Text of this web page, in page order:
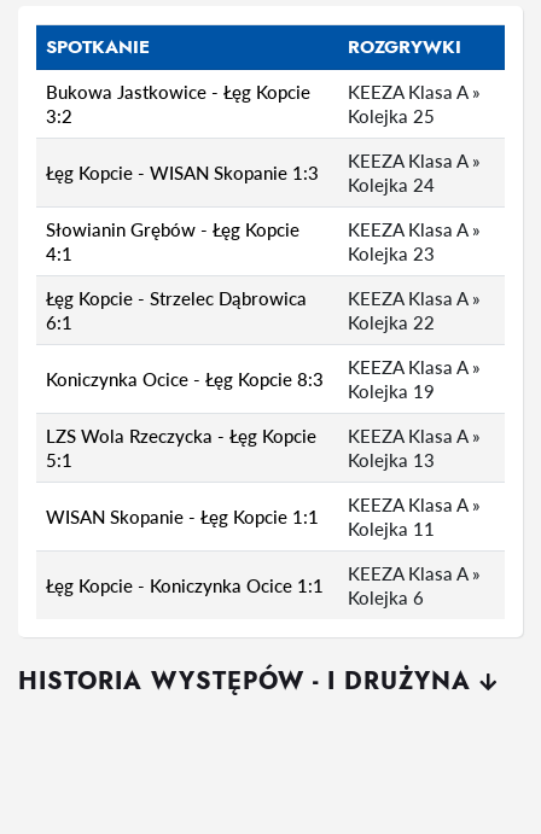
SPOTKANIE ROZGRYWKI
Bukowa Jastkowice - Łęg Kopcie
3:2
KEEZA Klasa A »
Kolejka 25
Łęg Kopcie - WISAN Skopanie 1:3
KEEZA Klasa A »
Kolejka 24
Słowianin Grębów - Łęg Kopcie
4:1
KEEZA Klasa A »
Kolejka 23
Łęg Kopcie - Strzelec Dąbrowica
6:1
KEEZA Klasa A »
Kolejka 22
Koniczynka Ocice - Łęg Kopcie 8:3
KEEZA Klasa A »
Kolejka 19
LZS Wola Rzeczycka - Łęg Kopcie
5:1
KEEZA Klasa A »
Kolejka 13
WISAN Skopanie - Łęg Kopcie 1:1
KEEZA Klasa A »
Kolejka 11
Łęg Kopcie - Koniczynka Ocice 1:1
KEEZA Klasa A »
Kolejka 6
HISTORIA WYSTĘPÓW - I DRUŻYNA